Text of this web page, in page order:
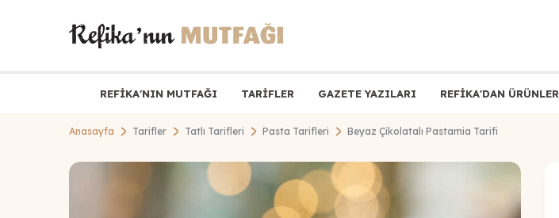
REFİKA'NIN MUTFAĞI TARİFLER GAZETE YAZILARI REFİKA'DAN ÜRÜNLER
Anasayfa Tarifler Tatlı Tarifleri Pasta Tarifleri Beyaz Çikolatalı Pastamia Tarifi